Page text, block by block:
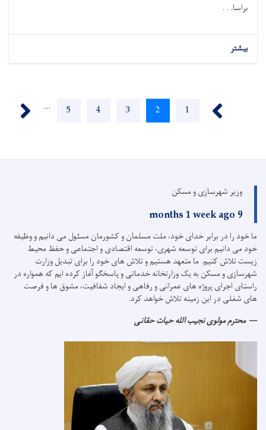
براسا. . .
بیشتر
Page
1
Current
2
Page
3
Page
4
Page
5
…
وزیر شهرسازی و مسکن
9 months 1 week ago
ما خود را در برابر خدای خود، ملت مسلمان و کشورمان مسئول می دانیم و وظیفه
خود می دانیم برای توسعه شهری، توسعه اقتصادی و اجتماعی و حفظ محیط
زیست تلاش کنیم. ما متعهد هستیم و تلاش های خود را برای تبدیل وزارت
شهرسازی و مسکن به یک وزارتخانه خدماتی و پاسخگو آغاز کرده ایم که همواره در
راستای اجرای پروژه های عمرانی و رفاهی و ایجاد شفافیت، مشوق ها و فرصت
های شغلی در این زمینه تلاش خواهد کرد.
محترم مولوی نجیب الله حیات حقانی